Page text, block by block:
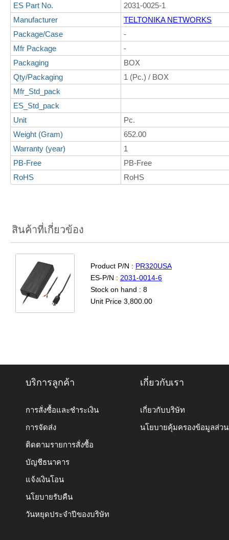
ES Part No.
2031-0025-1
Manufacturer
TELTONIKA NETWORKS
Package/Case
-
Mfr Package
-
Packaging
BOX
Qty/Packaging
1 (Pc.) / BOX
Mfr_Std_pack
ES_Std_pack
Unit
Pc.
Weight (Gram)
652.00
Warranty (year)
1
PB-Free
PB-Free
RoHS
RoHS
สินค้าที่เกี่ยวข้อง
Product P/N : PR320USA
ES-P/N : 2031-0014-6
Stock on hand : 8
Unit Price 3,800.00
บริการลูกค้า
การสั่งซื้อและชำระเงิน
การจัดส่ง
ติดตามรายการสั่งซื้อ
บัญชีธนาคาร
แจ้งเงินโอน
นโยบายรับคืน
วันหยุดประจำปีของบริษัท
เกี่ยวกับเรา
เกี่ยวกับบริษัท
นโยบายคุ้มครองข้อมูลส่ว